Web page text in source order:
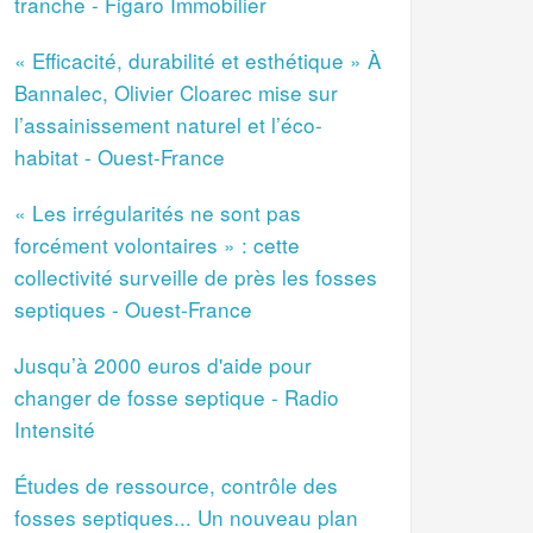
« Efficacité, durabilité et esthétique » À
Bannalec, Olivier Cloarec mise sur
l’assainissement naturel et l’éco-
habitat - Ouest-France
« Les irrégularités ne sont pas
forcément volontaires » : cette
collectivité surveille de près les fosses
septiques - Ouest-France
Jusqu’à 2000 euros d'aide pour
changer de fosse septique - Radio
Intensité
Études de ressource, contrôle des
fosses septiques... Un nouveau plan